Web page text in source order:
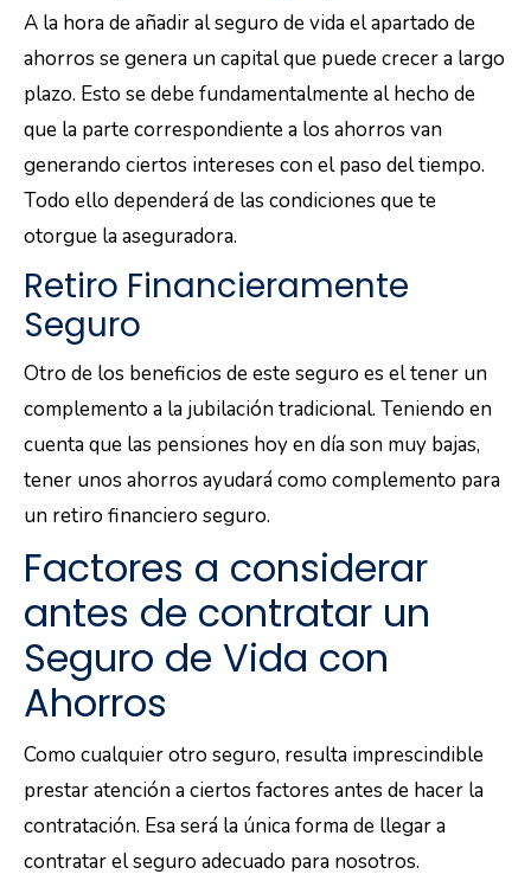
A la hora de añadir al seguro de vida el apartado de
ahorros se genera un capital que puede crecer a largo
plazo. Esto se debe fundamentalmente al hecho de
que la parte correspondiente a los ahorros van
generando ciertos intereses con el paso del tiempo.
Todo ello dependerá de las condiciones que te
otorgue la aseguradora.
Retiro Financieramente
Seguro
Otro de los beneficios de este seguro es el tener un
complemento a la jubilación tradicional. Teniendo en
cuenta que las pensiones hoy en día son muy bajas,
tener unos ahorros ayudará como complemento para
un retiro financiero seguro.
Factores a considerar
antes de contratar un
Seguro de Vida con
Ahorros
Como cualquier otro seguro, resulta imprescindible
prestar atención a ciertos factores antes de hacer la
contratación. Esa será la única forma de llegar a
contratar el seguro adecuado para nosotros.